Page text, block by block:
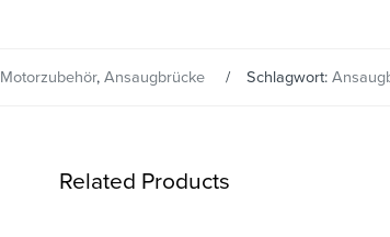
Motorzubehör, Ansaugbrücke Schlagwort:
Related Products